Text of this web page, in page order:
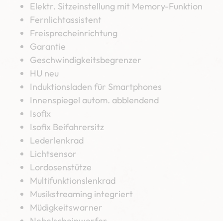
Elektr. Sitzeinstellung mit Memory-Funktion
Fernlichtassistent
Freisprecheinrichtung
Garantie
Geschwindigkeitsbegrenzer
HU neu
Induktionsladen für Smartphones
Innenspiegel autom. abblendend
Isofix
Isofix Beifahrersitz
Lederlenkrad
Lichtsensor
Lordosenstütze
Multifunktionslenkrad
Musikstreaming integriert
Müdigkeitswarner